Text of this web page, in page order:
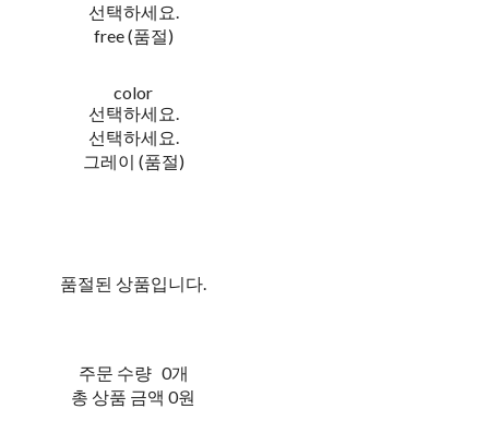
선택하세요.
free (품절)
color
선택하세요.
선택하세요.
그레이 (품절)
품절된 상품입니다.
주문 수량 0개
총 상품 금액 0원